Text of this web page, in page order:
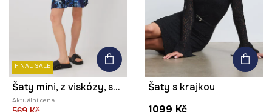
FINAL SALE
Šaty mini, z viskózy, se vzorem černá barva
Aktuální cena:
Šaty s krajkou
1099 Kč